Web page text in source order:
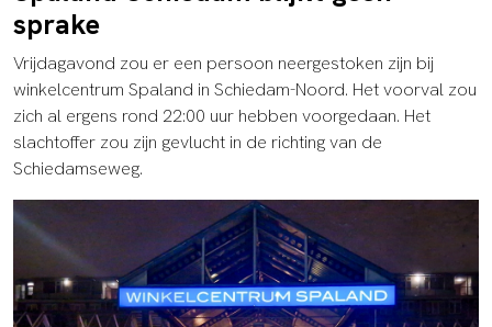
sprake
Vrijdagavond zou er een persoon neergestoken zijn bij
winkelcentrum Spaland in Schiedam-Noord. Het voorval zou
zich al ergens rond 22:00 uur hebben voorgedaan. Het
slachtoffer zou zijn gevlucht in de richting van de
Schiedamseweg.